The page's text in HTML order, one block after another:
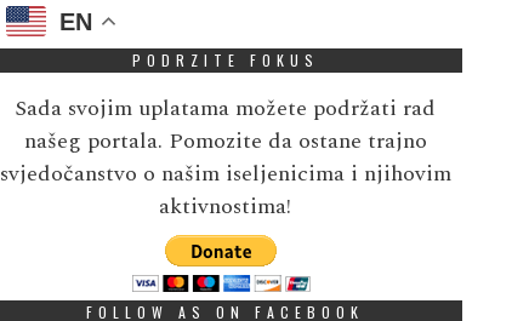
EN
PODRZITE FOKUS
Sada svojim uplatama možete podržati rad
našeg portala. Pomozite da ostane trajno
svjedočanstvo o našim iseljenicima i njihovim
aktivnostima!
FOLLOW AS ON FACEBOOK